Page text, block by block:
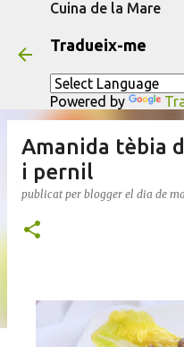
Cuina de la Mare
Tradueix-me
Powered by
Amanida tèbia
i pernil
publicat per blogger el dia de